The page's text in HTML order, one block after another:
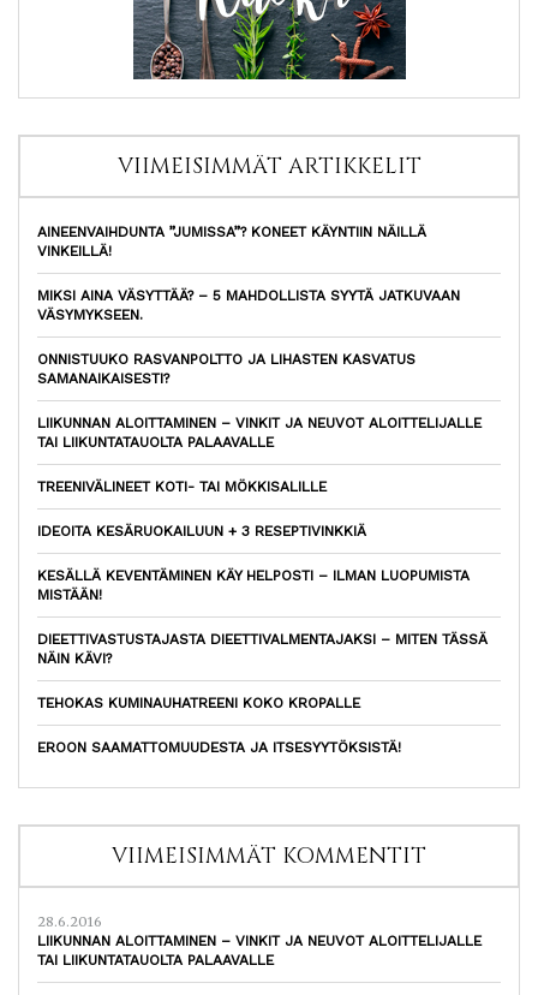
VIIMEISIMMÄT ARTIKKELIT
AINEENVAIHDUNTA ”JUMISSA”? KONEET KÄYNTIIN NÄILLÄ
VINKEILLÄ!
MIKSI AINA VÄSYTTÄÄ? – 5 MAHDOLLISTA SYYTÄ JATKUVAAN
VÄSYMYKSEEN.
ONNISTUUKO RASVANPOLTTO JA LIHASTEN KASVATUS
SAMANAIKAISESTI?
LIIKUNNAN ALOITTAMINEN – VINKIT JA NEUVOT ALOITTELIJALLE
TAI LIIKUNTATAUOLTA PALAAVALLE
TREENIVÄLINEET KOTI- TAI MÖKKISALILLE
IDEOITA KESÄRUOKAILUUN + 3 RESEPTIVINKKIÄ
KESÄLLÄ KEVENTÄMINEN KÄY HELPOSTI – ILMAN LUOPUMISTA
MISTÄÄN!
DIEETTIVASTUSTAJASTA DIEETTIVALMENTAJAKSI – MITEN TÄSSÄ
NÄIN KÄVI?
TEHOKAS KUMINAUHATREENI KOKO KROPALLE
EROON SAAMATTOMUUDESTA JA ITSESYYTÖKSISTÄ!
VIIMEISIMMÄT KOMMENTIT
28.6.2016
LIIKUNNAN ALOITTAMINEN – VINKIT JA NEUVOT ALOITTELIJALLE
TAI LIIKUNTATAUOLTA PALAAVALLE